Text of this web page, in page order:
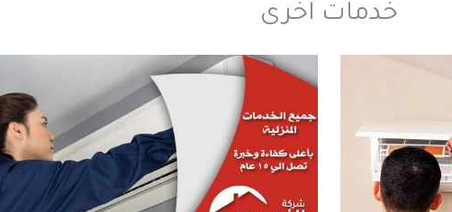
خدمات آخرى